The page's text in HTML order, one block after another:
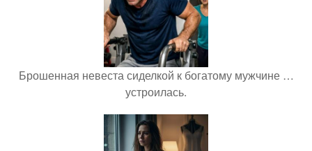
Брошенная невеста сиделкой к богатому мужчине …
устроилась.